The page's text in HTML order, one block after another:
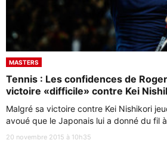
MASTERS
Tennis : Les confidences de
victoire «difficile» contre Kei
Malgré sa victoire contre Kei Nishikori
avoué que le Japonais lui a donné du fil
20 novembre 2015 à 10h35